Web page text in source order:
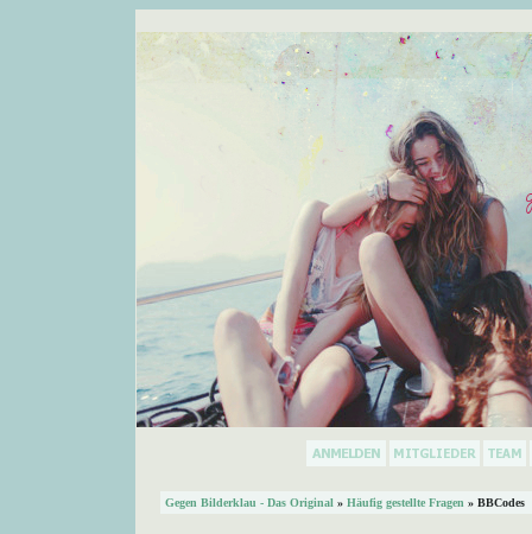
Gegen Bilderklau - Das Original » Häufig gestellte Fragen » BBCodes